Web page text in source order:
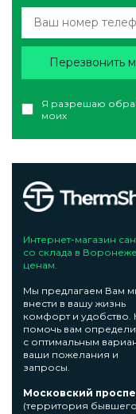
Я разрешаю
моих
Перезвонить
Интернет-магазин
со склада в
ценам.
Мы предлагаем Вам
внести в вашу жизнь
комфорт и удобство.
помочь вам
с оптимальным
ваши пожелания и
запросы.
Московский
(территория